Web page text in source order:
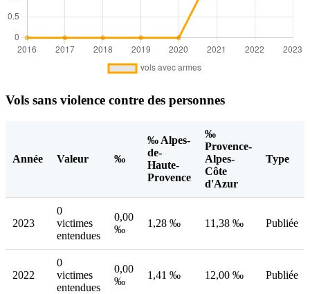
Vols sans violence contre des personnes
Année Valeur ‰
‰ Alpes-
de-
Haute-
Provence
‰
Provence-
Alpes-
Côte
d'Azur
Type
2023
0
victimes
entendues
0,00
‰
1,28 ‰ 11,38 ‰ Publiée
2022
0
victimes
entendues
0,00
‰
1,41 ‰ 12,00 ‰ Publiée